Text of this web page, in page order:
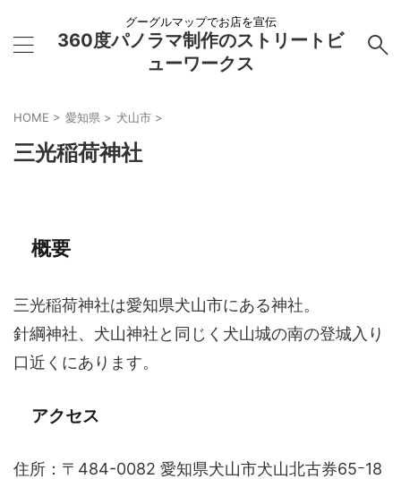
グーグルマップでお店を宣伝
360度パノラマ制作のストリートビ
ューワークス
HOME > 愛知県 > 犬山市 >
三光稲荷神社
概要
三光稲荷神社は愛知県犬山市にある神社。
針綱神社、犬山神社と同じく犬山城の南の登城入り
口近くにあります。
アクセス
住所：〒484-0082 愛知県犬山市犬山北古券65ｰ18